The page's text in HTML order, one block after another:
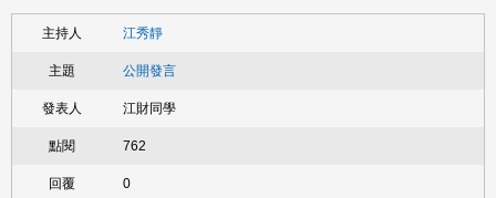
江秀靜
公開發言
江財同學
762
0